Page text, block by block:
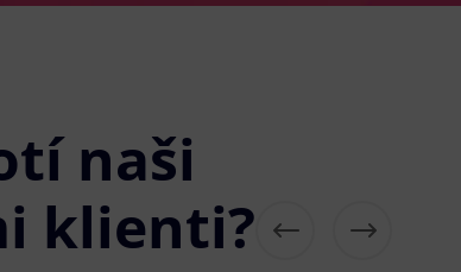
naši
klienti?